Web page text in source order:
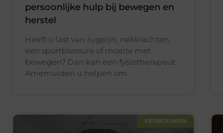
persoonlijke hulp bij bewegen en
herstel
Heeft u last van rugpijn, nekklachten,
een sportblessure of moeite met
bewegen? Dan kan een fysiotherapeut
Arnemuiden u helpen om
VERBOUWEN